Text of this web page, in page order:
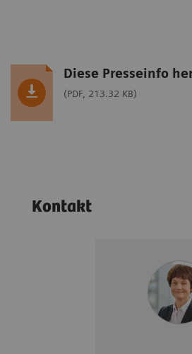
Diese Presseinfo
(PDF, 213.32 KB)
Kontakt